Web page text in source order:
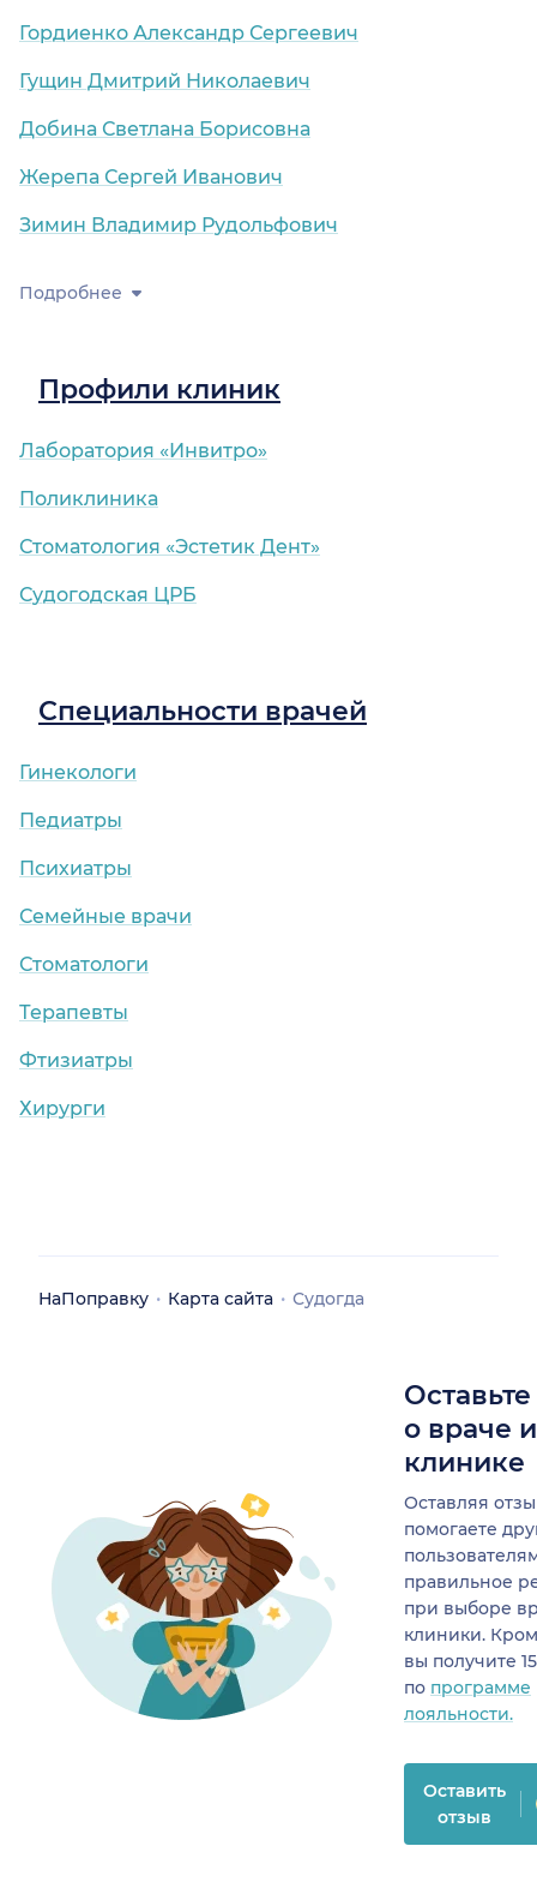
Гордиенко Александр Сергеевич
Гущин Дмитрий Николаевич
Добина Светлана Борисовна
Жерепа Сергей Иванович
Зимин Владимир Рудольфович
Подробнее
Профили клиник
Лаборатория «Инвитро»
Поликлиника
Стоматология «Эстетик Дент»
Судогодская ЦРБ
Специальности врачей
Гинекологи
Педиатры
Психиатры
Семейные врачи
Стоматологи
Терапевты
Фтизиатры
Хирурги
НаПоправку Карта сайта Судогда
о враче
клинике
Оставляя
помогаете
правильное
при выборе
клиники.
вы получите
по программе
лояльности.
Оставить
отзыв